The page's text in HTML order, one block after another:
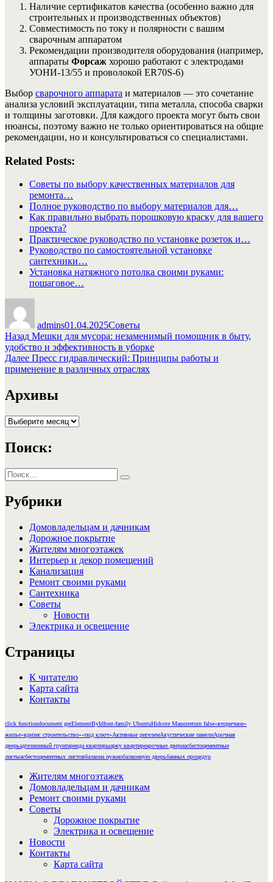
Наличие сертификатов качества (особенно важно для
строительных и производственных объектов)
Совместимость по току и полярности с вашим
сварочным аппаратом
Рекомендации производителя оборудования (например,
аппараты Форсаж хорошо работают с электродами
УОНИ-13/55 и проволокой ER70S-6)
Выбор сварочного аппарата и материалов — это сочетание
анализа условий эксплуатации, типа металла, способа сварки
и толщины заготовки. Для каждого проекта могут быть свои
нюансы, поэтому важно не только ориентироваться на общие
рекомендации, но и консультироваться со специалистами.
Related Posts:
Советы по выбору качественных материалов для
ремонта…
Полное руководство по выбору материалов для…
Как правильно выбрать порошковую краску для вашего
проекта?
Практическое руководство по установке розеток и…
Руководство по самостоятельной установке
сантехники…
Установка натяжного потолка своими руками:
пошаговое…
admins01.04.2025Советы
Навигация
по
записям
Назад Предыдущая
запись:
Мешки для мусора: незаменимый помощник в быту,
удобство и эффективность в уборке
Далее Следующая
запись:
Пресс гидравлический: Принципы работы и
применение в различных отраслях
Архивы
Архивы
Поиск:
Искать:
Поиск
Рубрики
Домовладельцам и дачникам
Дорожное покрытие
Жителям многоэтажек
Интерьер и декор помещений
Канализация
Ремонт своими руками
Сантехника
Советы
Новости
Электрика и освещение
Страницы
К читателю
Карта сайта
Контакты
click functiondocument getElementByIdfont-family UbuntuHidcote Manorreturn false«вторичное»
жилье«кризис строительство»«под ключ»Активные ригелемАкустические панелиАрочная
дверьадгезионный грунтаренда квартирыарку квартиреарочные двериасбестоцементные
листыасбестоцементных листовбалкона нужнобалконную дверьбанных процедур
Жителям многоэтажек
Домовладельцам и дачникам
Ремонт своими руками
Советы
Дорожное покрытие
Электрика и освещение
Новости
Контакты
Карта сайта